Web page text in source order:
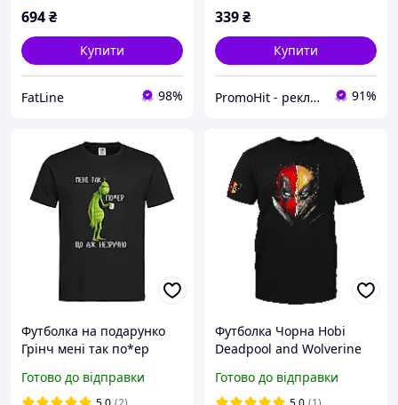
694₴
Купити
FatLine 98%
339₴
Купити
PromoHit - рекламний текстиль та бізнес сувеніри 91%
Футболка на подарунко
Грінч мені так по*ер
Готово до відправки
Футболка Чорна Hobi
Deadpool and Wolverine
Готово до відправки